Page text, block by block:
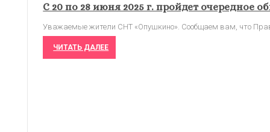
С 20 по 28 июня 2025 г. пройдет очередное
Уважаемые жители СНТ «Опушкино». Сообщаем вам, что
ЧИТАТЬ ДАЛЕЕ